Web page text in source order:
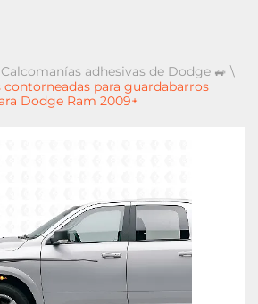
adhesivas de Dodge 🚙 \
para guardabarros
Dodge Ram 2009+